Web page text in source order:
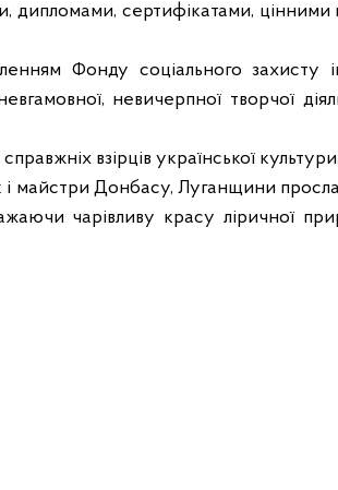
дипломами, сертифікатами, цінними
Фонду соціального захисту
невичерпної творчої
взірців української
і майстри Донбасу, Луганщини
чарівливу красу ліричної